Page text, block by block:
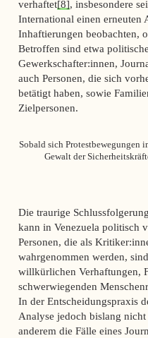
verhaftet[8], insbesondere
International einen
Inhaftierungen beobachten,
Betroffen sind etwa
Gewerkschafter:innen,
auch Personen, die sich
betätigt haben, sowie
Zielpersonen.
Sobald sich Protestbewegungen
Gewalt der
Die traurige
kann in Venezuela politisch
Personen, die als
wahrgenommen werden,
willkürlichen Verhaftungen,
schwerwiegenden
In der Entscheidungspraxis
Analyse jedoch bislang
anderem die Fälle eines